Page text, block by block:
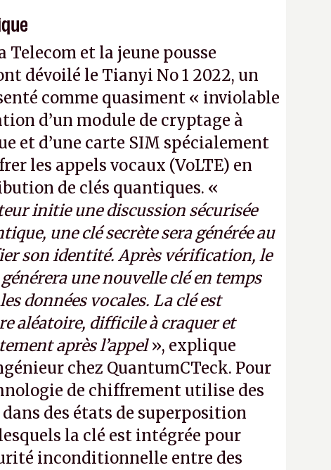
Telecom et la jeune pousse
dévoilé le Tianyi No 1 2022, un
comme quasiment « inviolable
d’un module de cryptage à
et d’une carte SIM spécialement
les appels vocaux (VoLTE) en
de clés quantiques. «
initie une discussion sécurisée
une clé secrète sera générée au
son identité. Après vérification, le
une nouvelle clé en temps
données vocales. La clé est
aléatoire, difficile à craquer et
après l’appel», explique
chez QuantumCTeck. Pour
de chiffrement utilise des
des états de superposition
la clé est intégrée pour
inconditionnelle entre des